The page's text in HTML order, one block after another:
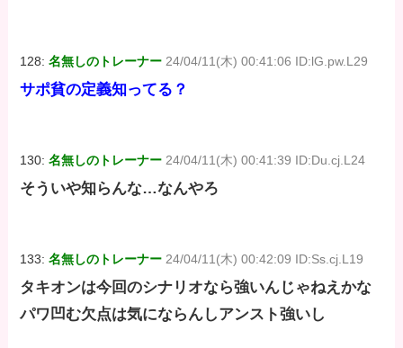
128:名無しのトレーナー 24/04/11(木) 00:41:06 ID:lG.pw.L29
サポ貧の定義知ってる？
130:名無しのトレーナー 24/04/11(木) 00:41:39 ID:Du.cj.L24
そういや知らんな…なんやろ
133:名無しのトレーナー 24/04/11(木) 00:42:09 ID:Ss.cj.L19
タキオンは今回のシナリオなら強いんじゃねえかな
パワ凹む欠点は気にならんしアンスト強いし